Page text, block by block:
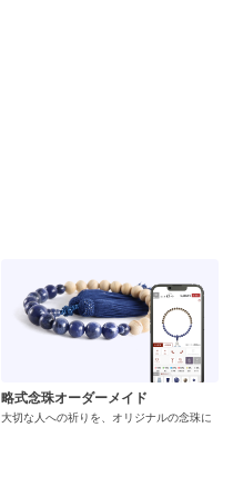
略式念珠オーダーメイド
大切な人への祈りを、オリジナルの念珠に